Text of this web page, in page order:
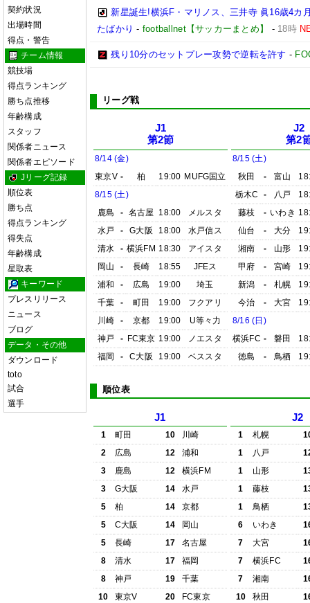
契約状況
出場時間
得点・警告
チーム情報
競技場
得点ランキング
勝ち点推移
年齢構成
スタッフ
関係者ニュース
関係者エピソード
Jリーグ記録
順位表
勝ち点
得点ランキング
得失点
年齢構成
星取表
キーワード
プレスリリース
ニュース
ブログ
データ・その他
ダウンロード
toto
試合
選手
新星誕生!横浜F・マリノス、三井寺 眞16歳4カ
たばかり - footballnet【サッカーまとめ】 - 18時
残り10分のセットプレー攻勢で逆転を許す -
リーグ戦
J1
第2節
8/14 (金)
東京V - 柏 19:00 MUFG国立
8/15 (土)
鹿島
- 名古屋 18:00
メルスタ
水戸
- G大阪 18:00
水戸信ス
清水
- 横浜FM 18:30
アイスタ
岡山
- 長崎 18:55
JFEス
浦和
- 広島 19:00
埼玉
千葉
- 町田 19:00
フクアリ
川崎
- 京都 19:00
U等々力
神戸
- FC東京 19:00
ノエスタ
福岡
- C大阪 19:00 ベススタ
J2
第2
8/15 (土)
秋田
- 富山
栃木C
- 八戸
藤枝
- いわき
仙台
- 大分
湘南
- 山形
甲府
- 宮崎
新潟
- 札幌
今治
- 大宮
8/16 (日)
横浜FC - 磐田
徳島
- 鳥栖
順位表
J1
1 町田 10
川崎
2
広島 12
浦和
3
鹿島 12
横浜FM
3
G大阪 14
水戸
5
柏 14
京都
5
C大阪 14
岡山
5
長崎 17
名古屋
8
清水 17
福岡
8
神戸 19
千葉
10
東京V 20 FC東京
J2
1 札幌
1
八戸
1
山形
1
藤枝
1
鳥栖
6
いわき
7
大宮
7
横浜FC
7
湘南
10
秋田